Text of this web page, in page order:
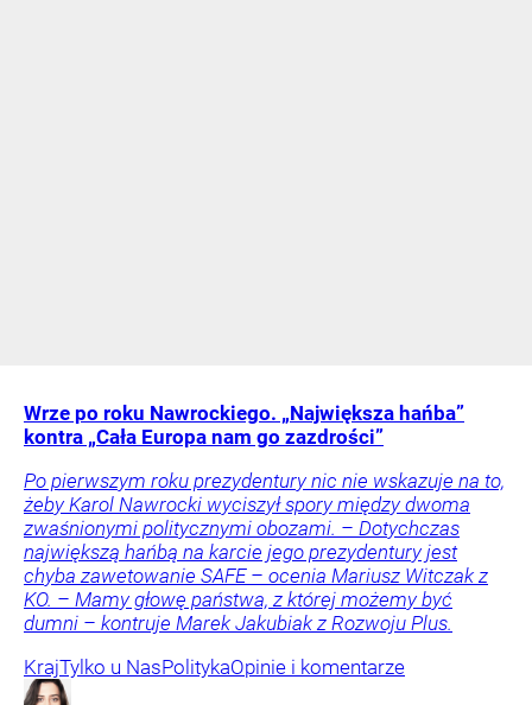
Wrze po roku Nawrockiego. „Największa hańba”
kontra „Cała Europa nam go zazdrości”
Po pierwszym roku prezydentury nic nie wskazuje na to,
żeby Karol Nawrocki wyciszył spory między dwoma
zwaśnionymi politycznymi obozami. – Dotychczas
największą hańbą na karcie jego prezydentury jest
chyba zawetowanie SAFE – ocenia Mariusz Witczak z
KO. – Mamy głowę państwa, z której możemy być
dumni – kontruje Marek Jakubiak z Rozwoju Plus.
KrajTylko u NasPolitykaOpinie i komentarze